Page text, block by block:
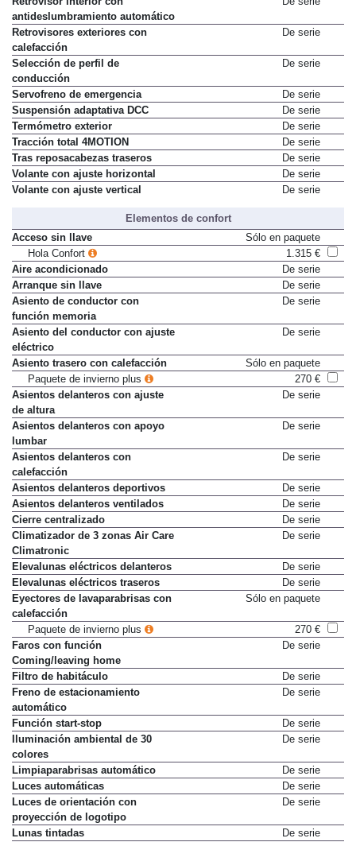
Retrovisor interior con
antideslumbramiento automático
Retrovisores exteriores con
calefacción
Selección de perfil de
conducción
Servofreno de emergencia
De serie
Suspensión adaptativa DCC
De serie
Termómetro exterior
De serie
Tracción total 4MOTION
De serie
Tras reposacabezas traseros
De serie
Volante con ajuste horizontal
De serie
Elementos de confort
Acceso sin llave
Sólo en paquete
Hola Confort
1.315 €
Aire acondicionado
De serie
Arranque sin llave
De serie
Asiento de conductor con
función memoria
Asiento del conductor con ajuste
eléctrico
Asiento trasero con calefacción
Sólo en paquete
Paquete de invierno plus
270 €
Asientos delanteros con ajuste
de altura
Asientos delanteros con apoyo
lumbar
Asientos delanteros con
calefacción
Asientos delanteros deportivos
De serie
Asientos delanteros ventilados
De serie
Cierre centralizado
De serie
Climatizador de 3 zonas Air Care
Climatronic
Elevalunas eléctricos delanteros
De serie
Elevalunas eléctricos traseros
De serie
Eyectores de lavaparabrisas con
calefacción
Paquete de invierno plus
270 €
Faros con función
Coming/leaving home
Filtro de habitáculo
De serie
Freno de estacionamiento
automático
Función start-stop
De serie
Iluminación ambiental de 30
colores
Limpiaparabrisas automático
De serie
Luces automáticas
De serie
Luces de orientación con
proyección de logotipo